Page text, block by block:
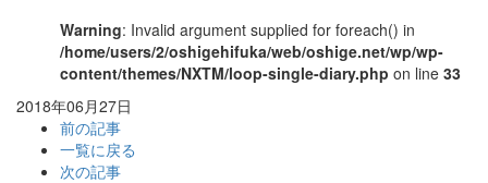
Warning: Invalid argument supplied for foreach() in
/home/users/2/oshigehifuka/web/oshige.net/wp/wp-
content/themes/NXTM/loop-single-diary.php on line 33
2018年06月27日
前の記事
一覧に戻る
次の記事